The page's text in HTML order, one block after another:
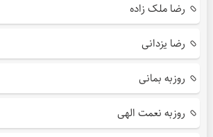
رضا ملک زاده
رضا یزدانی
روزبه بمانی
روزبه نعمت الهی